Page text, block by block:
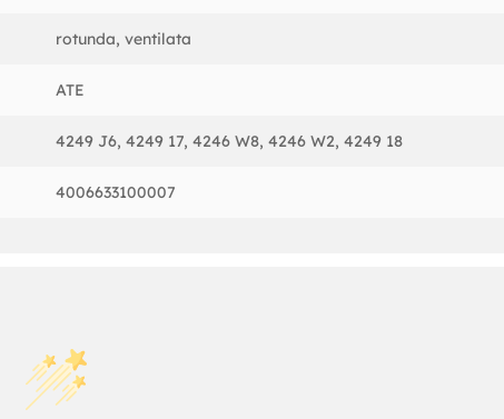
rotunda, ventilata
ATE
4249 J6, 4249 17, 4246 W8, 4246 W2, 4249 18
4006633100007